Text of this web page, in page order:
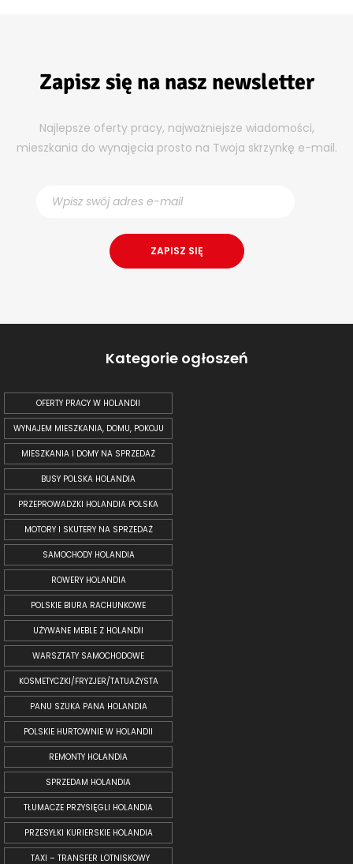
Zapisz się na nasz newsletter
Najlepsze oferty pracy, najważniejsze wiadomości,
mieszkania do wynajęcia prosto na Twoja skrzynkę e-mail.
Kategorie ogłoszeń
OFERTY PRACY W HOLANDII
WYNAJEM MIESZKANIA, DOMU, POKOJU
MIESZKANIA I DOMY NA SPRZEDAŻ
BUSY POLSKA HOLANDIA
PRZEPROWADZKI HOLANDIA POLSKA
MOTORY I SKUTERY NA SPRZEDAŻ
SAMOCHODY HOLANDIA
ROWERY HOLANDIA
POLSKIE BIURA RACHUNKOWE
UŻYWANE MEBLE Z HOLANDII
WARSZTATY SAMOCHODOWE
KOSMETYCZKI/FRYZJER/TATUAŻYSTA
PANU SZUKA PANA HOLANDIA
POLSKIE HURTOWNIE W HOLANDII
REMONTY HOLANDIA
SPRZEDAM HOLANDIA
TŁUMACZE PRZYSIĘGLI HOLANDIA
PRZESYŁKI KURIERSKIE HOLANDIA
TAXI – TRANSFER LOTNISKOWY